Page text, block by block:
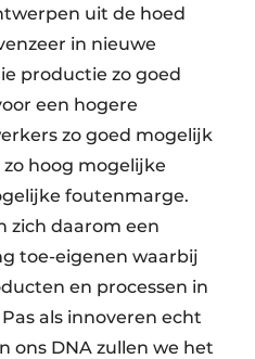
uit de hoed
in nieuwe
productie zo goed
een hogere
zo goed mogelijk
hoog mogelijke
foutenmarge.
zich daarom een
toe-eigenen waarbij
en processen in
als innoveren echt
ons DNA zullen we het